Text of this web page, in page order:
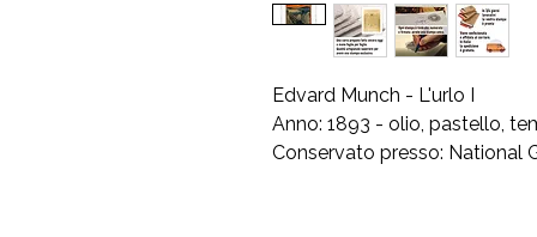
Edvard Munch - L'urlo I
Anno: 1893 - olio, pastello,
Conservato presso: National